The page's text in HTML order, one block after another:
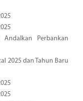
Perbankan
2025 dan Tahun Baru